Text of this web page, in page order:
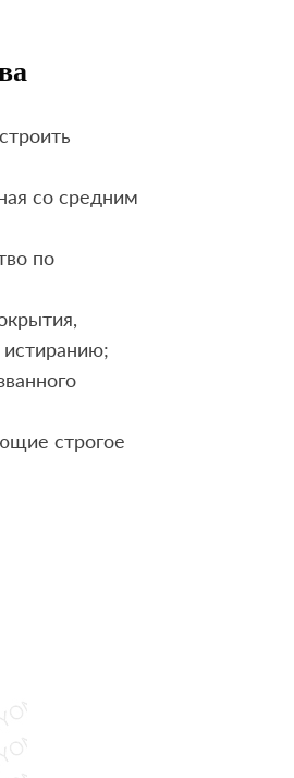
со средним
по
строгое